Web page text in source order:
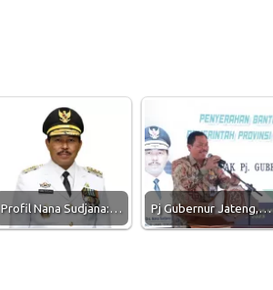
Profil Nana Sudjana:… Pj Gubernur Jateng,…